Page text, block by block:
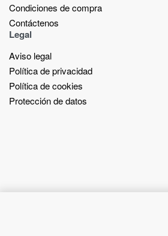
Condiciones de compra
Contáctenos
Legal
Aviso legal
Política de privacidad
Política de cookies
Protección de datos